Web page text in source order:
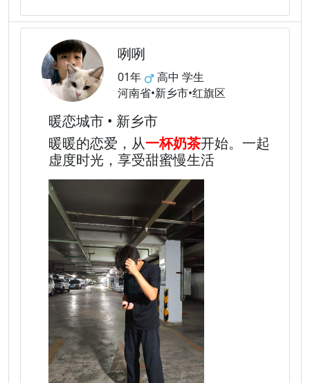
咧咧
01年
高中 学生
河南省•新乡市•红旗区
暖恋城市 • 新乡市
暖暖的恋爱，从一杯奶茶开始。一起
虚度时光，享受甜蜜慢生活